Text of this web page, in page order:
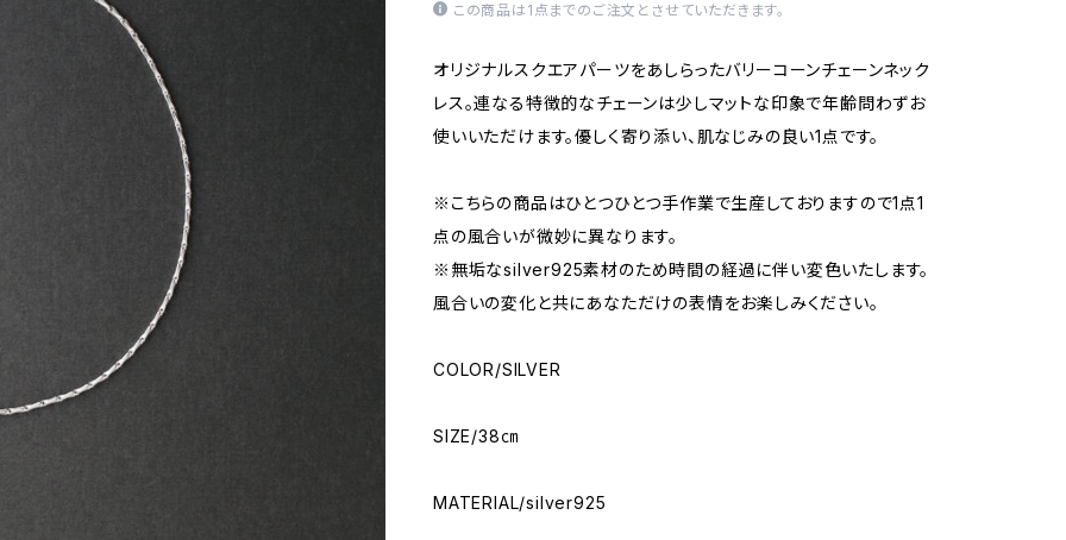
この商品は1点までのご注文とさせていただきます。
オリジナルスクエアパーツをあしらったバリーコーンチェーンネック
レス。連なる特徴的なチェーンは少しマットな印象で年齢問わずお
使いいただけます。優しく寄り添い、肌なじみの良い1点です。
※こちらの商品はひとつひとつ手作業で生産しておりますので1点1
点の風合いが微妙に異なります。
※無垢なsilver925素材のため時間の経過に伴い変色いたします。
風合いの変化と共にあなただけの表情をお楽しみください。
COLOR/SILVER
SIZE/38㎝
MATERIAL/silver925